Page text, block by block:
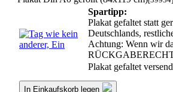
Spartipp:
Plakat gefaltet statt
Deutschlands,
Achtung: Wenn wir
Plakat gefaltet
In Einkaufskorb legen